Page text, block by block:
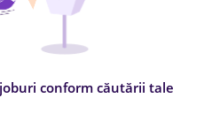
conform căutării tale